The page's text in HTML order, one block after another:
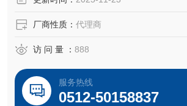
厂商性质： 代理商
访 问 量 ： 888
服务热线
0512-50158837